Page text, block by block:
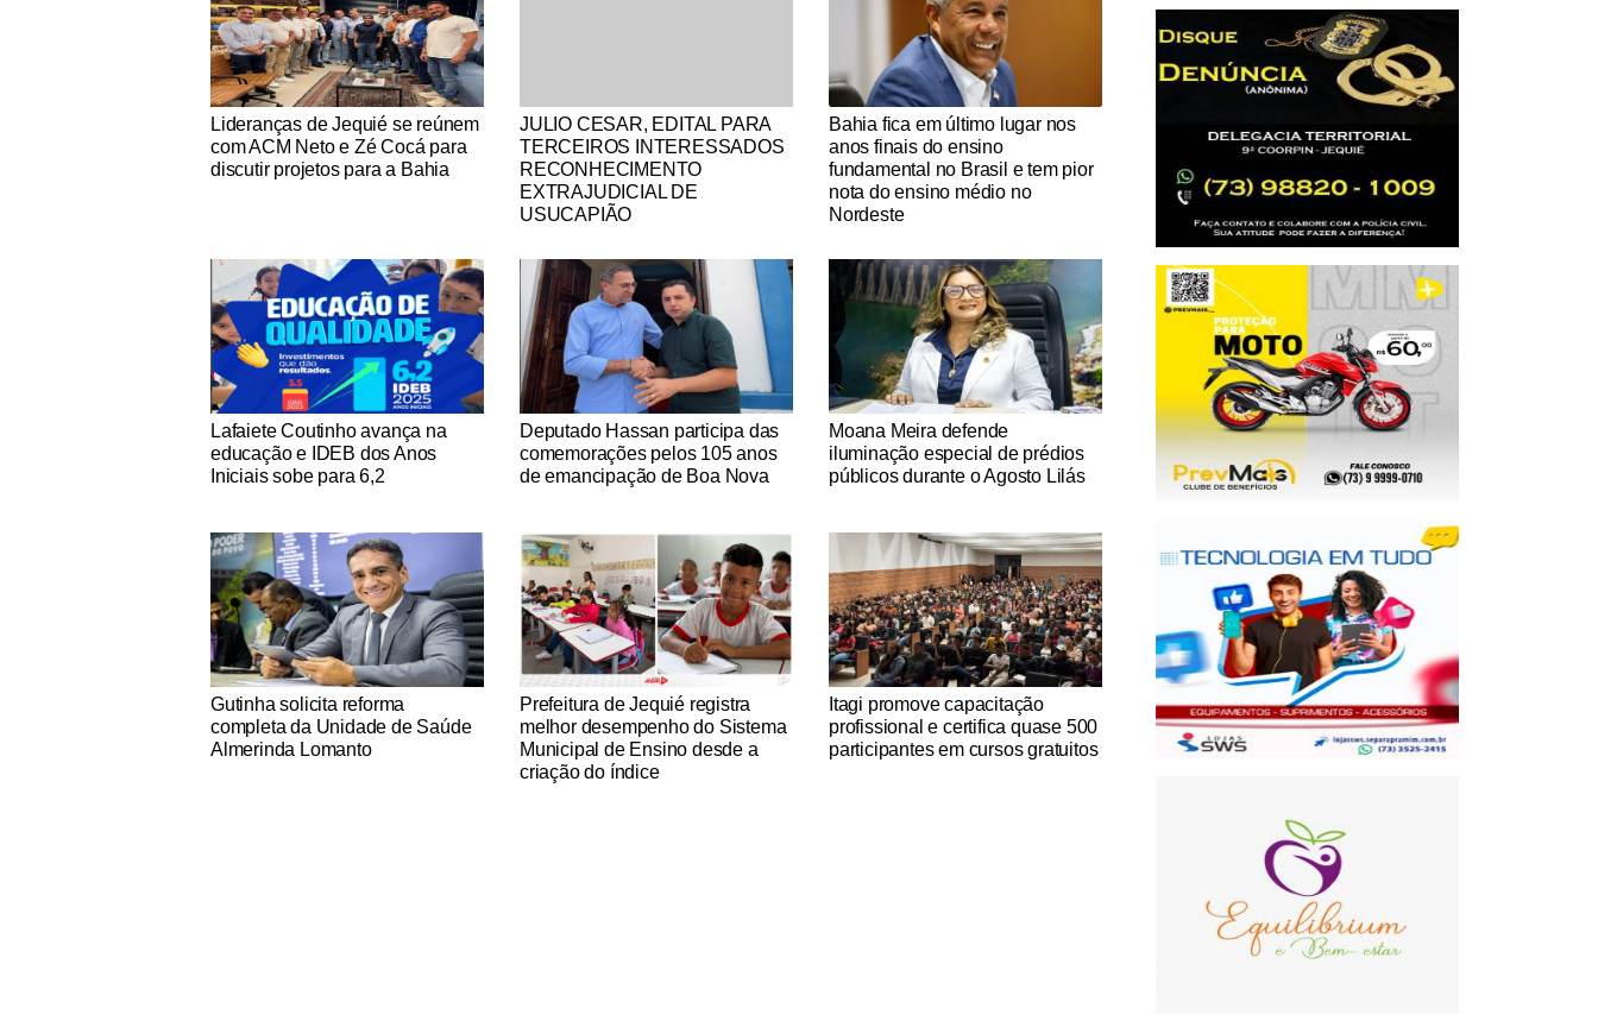
Notícias Católicas
Lideranças de Jequié se reúnem
com ACM Neto e Zé Cocá para
discutir projetos para a Bahia
Notícias Católicas
JULIO CESAR, EDITAL PARA
TERCEIROS INTERESSADOS
RECONHECIMENTO
EXTRAJUDICIAL DE
USUCAPIÃO
Notícias Católicas
Bahia fica em último lugar nos
anos finais do ensino
fundamental no Brasil e tem pior
nota do ensino médio no
Nordeste
Notícias Católicas
Lafaiete Coutinho avança na
educação e IDEB dos Anos
Iniciais sobe para 6,2
Notícias Católicas
Deputado Hassan participa das
comemorações pelos 105 anos
de emancipação de Boa Nova
Notícias Católicas
Moana Meira defende
iluminação especial de prédios
públicos durante o Agosto Lilás
Notícias Católicas
Gutinha solicita reforma
completa da Unidade de Saúde
Almerinda Lomanto
Notícias Católicas
Prefeitura de Jequié registra
melhor desempenho do Sistema
Municipal de Ensino desde a
criação do índice
Notícias Católicas
Itagi promove capacitação
profissional e certifica quase 500
participantes em cursos gratuitos